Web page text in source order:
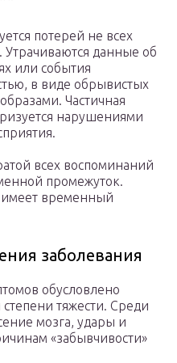
потерей не всех
Утрачиваются данные об
или события
в виде обрывистых
Частичная
нарушениями
всех воспоминаний
промежуток.
имеет временный
заболевания
обусловлено
тяжести. Среди
мозга, удары и
«забывчивости»